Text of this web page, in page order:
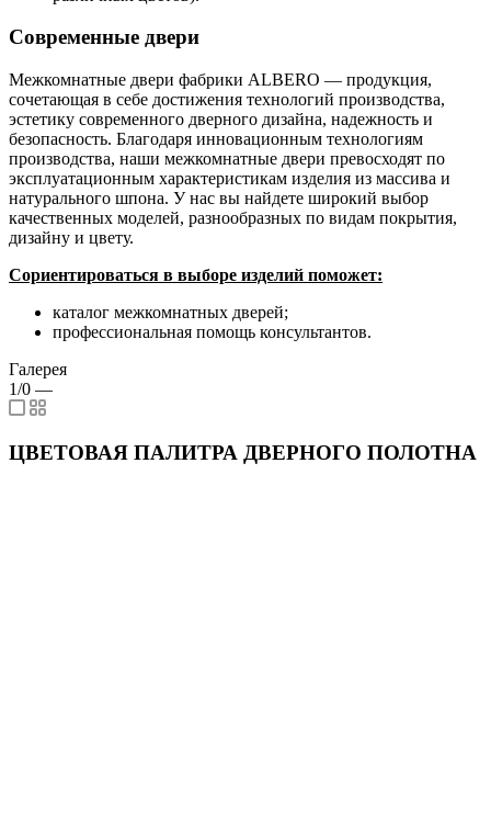
Современные двери
Межкомнатные двери фабрики ALBERO — продукция,
сочетающая в себе достижения технологий производства,
эстетику современного дверного дизайна, надежность и
безопасность. Благодаря инновационным технологиям
производства, наши межкомнатные двери превосходят по
эксплуатационным характеристикам изделия из массива и
натурального шпона. У нас вы найдете широкий выбор
качественных моделей, разнообразных по видам покрытия,
дизайну и цвету.
Сориентироваться в выборе изделий поможет:
каталог межкомнатных дверей;
профессиональная помощь консультантов.
Галерея
1/0 —
ЦВЕТОВАЯ ПАЛИТРА ДВЕРНОГО ПОЛОТНА